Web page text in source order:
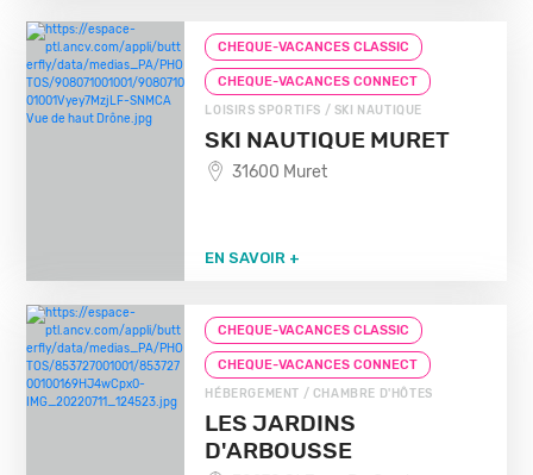
CHEQUE-VACANCES CLASSIC
CHEQUE-VACANCES CONNECT
LOISIRS SPORTIFS / SKI NAUTIQUE
SKI NAUTIQUE MURET
31600 Muret
EN SAVOIR +
CHEQUE-VACANCES CLASSIC
CHEQUE-VACANCES CONNECT
HÉBERGEMENT / CHAMBRE D'HÔTES
LES JARDINS
D'ARBOUSSE